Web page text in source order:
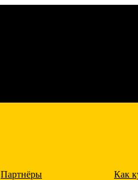
Партнёры
Как